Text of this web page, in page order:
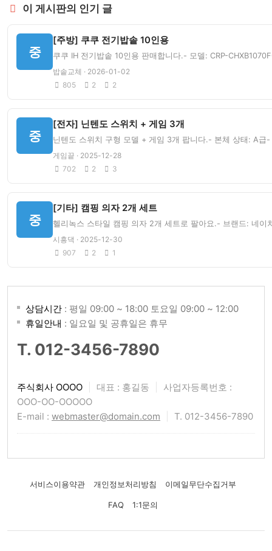
이 게시판의 인기 글
중
[주방] 쿠쿠 전기밥솥 10인용
쿠쿠 IH 전기밥솥 10인용 판매합니다.- 모델: CRP-
밥솥교체 · 2026-01-02
805
2 2
중
[전자] 닌텐도 스위치 + 게임 3개
닌텐도 스위치 구형 모델 + 게임 3개 팝니다.- 본체 상태: A급
게임끝 · 2025-12-28
702
2 3
중
[기타] 캠핑 의자 2개 세트
헬리녹스 스타일 캠핑 의자 2개 세트로 팔아요.- 브랜드: 네
시흥댁 · 2025-12-30
907
2 1
상담시간 : 평일 09:00 ~ 18:00 토요일 09:00 ~ 12:00
휴일안내 : 일요일 및 공휴일은 휴무
T. 012-3456-7890
주식회사 OOOO 대표 : 홍길동
사업자등록번호 :
OOO-OO-OOOOO
E-mail : webmaster@domain.com T. 012-3456-7890
서비스이용약관 개인정보처리방침 이메일무단수집거부
FAQ 1:1문의